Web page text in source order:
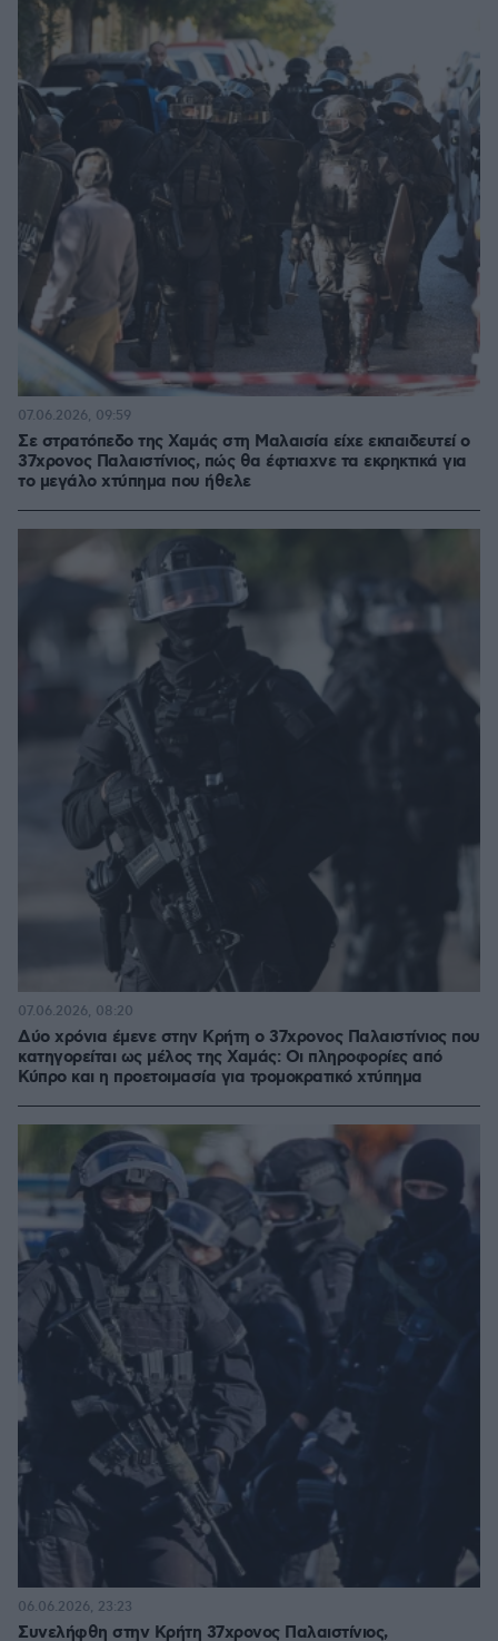
Σε στρατόπεδο της Χαμάς στη Μαλαισία είχε εκπαιδευτεί ο
37χρονος Παλαιστίνιος, πώς θα έφτιαχνε τα εκρηκτικά για
το μεγάλο χτύπημα που ήθελε
07.06.2026, 09:59
Δύο χρόνια έμενε στην Κρήτη ο 37χρονος Παλαιστίνιος που
κατηγορείται ως μέλος της Χαμάς: Οι πληροφορίες από
Κύπρο και η προετοιμασία για τρομοκρατικό χτύπημα
07.06.2026, 08:20
Συνελήφθη στην Κρήτη 37χρονος Παλαιστίνιος,
06.06.2026, 23:23